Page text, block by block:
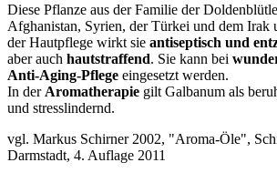
Diese Pflanze aus der Familie der
Afghanistan, Syrien, der Türkei und dem Irak
der Hautpflege wirkt sie antiseptisch und
aber auch hautstraffend. Sie kann bei
Anti-Aging-Pflege eingesetzt werden.
In der Aromatherapie gilt Galbanum als
und stresslindernd.
vgl. Markus Schirner 2002, "Aroma-Öle",
Darmstadt, 4. Auflage 2011